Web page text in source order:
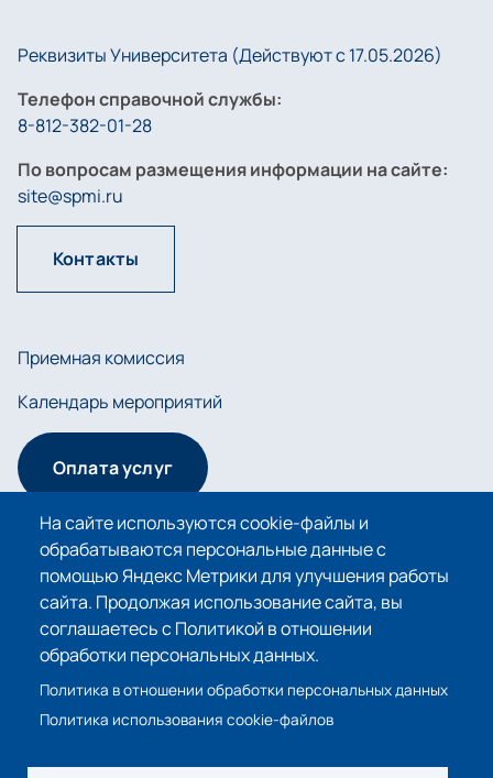
На сайте используются cookie-файлы и
обрабатываются персональные данные с
помощью Яндекс Метрики для улучшения работы
сайта. Продолжая использование сайта, вы
соглашаетесь с Политикой в отношении
обработки персональных данных.
Политика в отношении обработки персональных данных
Политика использования cookie-файлов
Реквизиты Университета (Действуют с 17.05.2026)
Телефон справочной службы:
8-812-382-01-28
По вопросам размещения информации на сайте:
site@spmi.ru
Контакты
Приемная комиссия
Календарь мероприятий
Оплата услуг
Сведения об образовательной организации
Политика в отношении обработки персональных
данных
Политика использования cookie-файлов